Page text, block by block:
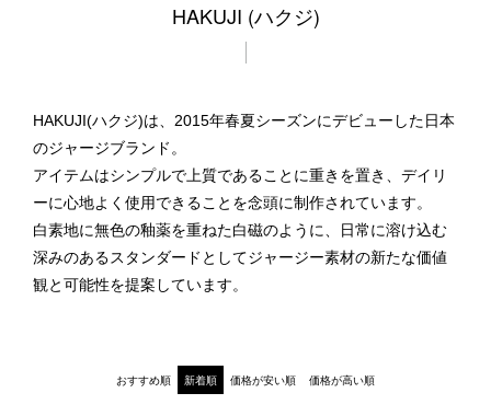
全てのブランド
UNIVERSAL PRODUCTS.
EVCON
MY___
1LDK STAND
SEARCH
HAKUJI (ハクジ)
HAKUJI(ハクジ)は、2015年春夏シーズンにデビューした日本
のジャージブランド。
アイテムはシンプルで上質であることに重きを置き、デイリ
ーに心地よく使用できることを念頭に制作されています。
白素地に無色の釉薬を重ねた白磁のように、日常に溶け込む
深みのあるスタンダードとしてジャージー素材の新たな価値
観と可能性を提案しています。
おすすめ順 新着順 価格が安い順 価格が高い順